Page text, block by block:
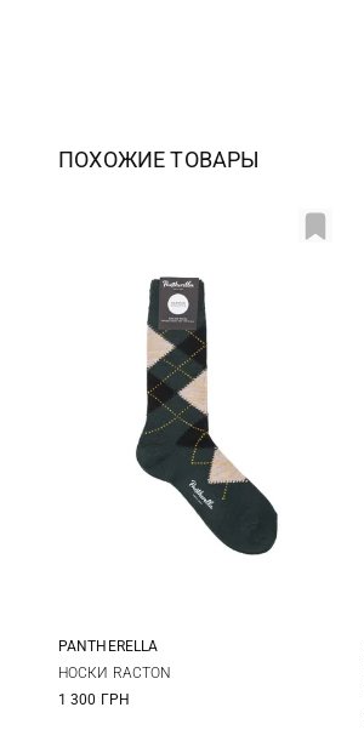
ПОХОЖИЕ ТОВАРЫ
S M
PANTHERELLA
НОСКИ RACTON
1 300 ГРН